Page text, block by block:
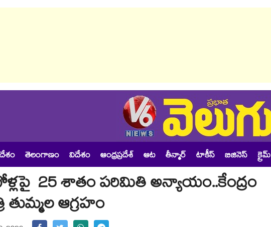
దేశం తెలంగాణం విదేశం ఆంధ్రప్రదేశ్ ఆట తీన్మార్ టాకీస్ బిజినెస్ క్రైమ్
25 శాతం పరిమితి అన్యాయం..కేంద్రం
తుమ్మల ఆగ్రహం